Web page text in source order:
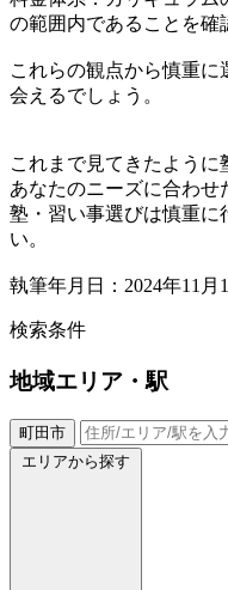
の範囲内であることを確
これらの観点から慎重
会えるでしょう。
これまで見てきたように
あなたのニーズに合わせ
塾・習い事選びは慎重に
い。
執筆年月日：2024年11月
検索条件
地域エリア・駅
町田市
エリアから探す